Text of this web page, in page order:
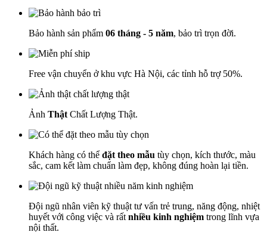
Bảo hành sản phẩm 06 tháng - 5 năm, bảo trì trọn đời.
Free vận chuyển ở khu vực Hà Nội, các tỉnh hỗ trợ 50%.
Ảnh Thật Chất Lượng Thật.
Khách hàng có thể đặt theo mẫu tùy chọn, kích thước, màu
sắc, cam kết làm chuẩn làm đẹp, không đúng hoàn lại tiền.
Đội ngũ nhân viên kỹ thuật tư vấn trẻ trung, năng động, nhiệt
huyết với công việc và rất nhiều kinh nghiệm trong lĩnh vựa
nội thất.